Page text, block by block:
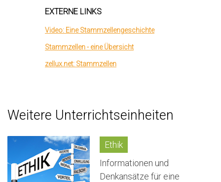
EXTERNE LINKS
Video: Eine Stammzellengeschichte
Stammzellen - eine Übersicht
zellux.net: Stammzellen
Weitere Unterrichtseinheiten
Ethik
Informationen und
Denkansätze für eine